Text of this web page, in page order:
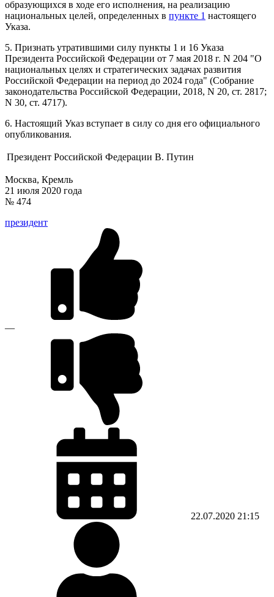
образующихся в ходе его исполнения, на реализацию
национальных целей, определенных в пункте 1 настоящего
Указа.
5. Признать утратившими силу пункты 1 и 16 Указа
Президента Российской Федерации от 7 мая 2018 г. N 204 "О
национальных целях и стратегических задачах развития
Российской Федерации на период до 2024 года" (Собрание
законодательства Российской Федерации, 2018, N 20, ст. 2817;
N 30, ст. 4717).
6. Настоящий Указ вступает в силу со дня его официального
опубликования.
Президент Российской Федерации В. Путин
Москва, Кремль
21 июля 2020 года
№ 474
президент
—
22.07.2020 21:15